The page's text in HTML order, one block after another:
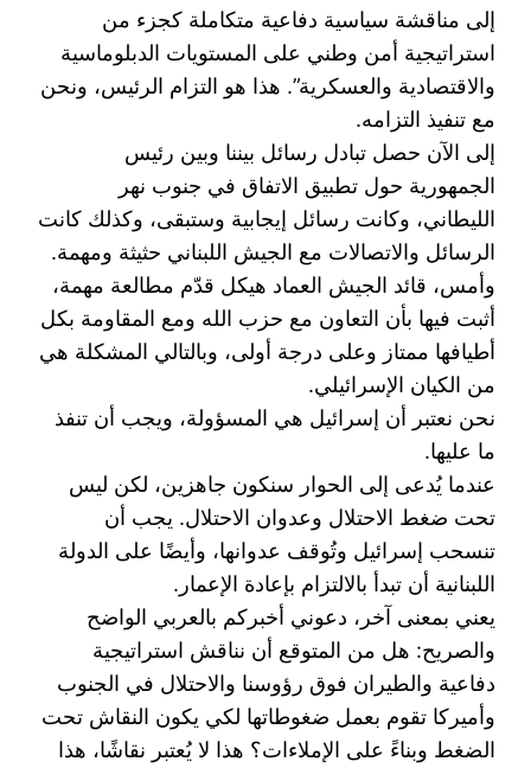
إلى مناقشة سياسية دفاعية متكاملة كجزء من
استراتيجية ‏أمن وطني على المستويات الدبلوماسية
والاقتصادية والعسكرية”. هذا هو التزام الرئيس، ونحن
مع تنفيذ ‏التزامه. ‏
إلى الآن حصل تبادل رسائل بيننا وبين رئيس
الجمهورية حول تطبيق الاتفاق في جنوب نهر
الليطاني، وكانت ‏رسائل إيجابية وستبقى، وكذلك كانت
الرسائل والاتصالات مع الجيش اللبناني حثيثة ومهمة.
وأمس، قائد ‏الجيش العماد هيكل قدّم مطالعة مهمة،
أثبت فيها بأن التعاون مع حزب الله ومع المقاومة بكل
أطيافها ممتاز ‏وعلى درجة أولى، وبالتالي المشكلة هي
من الكيان الإسرائيلي.‏
نحن نعتبر أن إسرائيل هي المسؤولة، ويجب أن تنفذ
ما عليها. ‏
عندما يُدعى إلى الحوار سنكون جاهزين، لكن ليس
تحت ضغط الاحتلال وعدوان الاحتلال. يجب أن
تنسحب ‏إسرائيل وتُوقف عدوانها، وأيضًا على الدولة
اللبنانية أن تبدأ بالالتزام بإعادة الإعمار. ‏
يعني بمعنى آخر، دعوني أخبركم بالعربي الواضح
والصريح: هل من المتوقع أن نناقش استراتيجية
دفاعية ‏والطيران فوق رؤوسنا والاحتلال في الجنوب
وأميركا تقوم بعمل ضغوطاتها لكي يكون النقاش تحت
الضغط ‏وبناءً على الإملاءات؟ هذا لا يُعتبر نقاشًا، هذا